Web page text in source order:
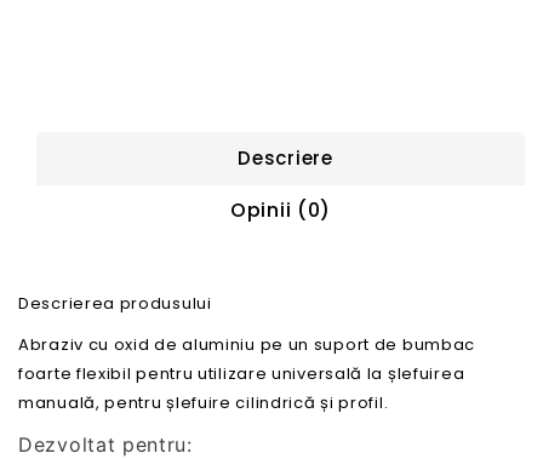
Descriere
Opinii (0)
Descrierea produsului
Abraziv cu oxid de aluminiu pe un suport de bumbac
foarte flexibil pentru utilizare universală la șlefuirea
manuală, pentru șlefuire cilindrică și profil.
Dezvoltat pentru: